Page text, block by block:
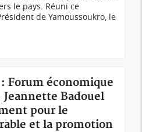
le pays. Réuni ce
de Yamoussoukro, le
Forum économique
Badouel
pour le
et la promotion